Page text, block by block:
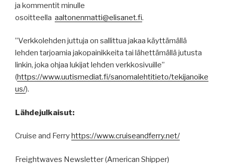
ja kommentit minulle
osoitteella aaltonenmatti@elisanet.fi.
”Verkkolehden juttuja on sallittua jakaa käyttämällä
lehden tarjoamia jakopainikkeita tai lähettämällä jutusta
linkin, joka ohjaa lukijat lehden verkkosivuille”
(https://www.uutismediat.fi/sanomalehtitieto/tekijanoike
us/).
Lähdejulkaisut:
Cruise and Ferryhttps://www.cruiseandferry.net/
Freightwaves Newsletter (American Shipper)